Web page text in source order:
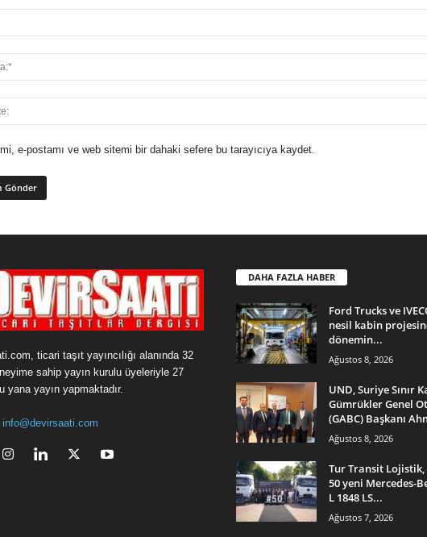
e-postamı ve web sitemi bir dahaki sefere bu tarayıcıya kaydet.
ticari taşıt yayıncılığı alanında 32
sahip yayın kurulu üyeleriyle 27
yana yayın yapmaktadır.
info@devirsaati.com
DAHA FAZLA HABER
Ford Trucks ve
nesil kabin
dönemin...
Ağustos 8, 2026
UND, Suriye Sınır
Gümrükler Genel
(GABC) Başkanı
Ağustos 8, 2026
Tur Transit
50 yeni Mercedes-
L 1848 LS...
Ağustos 7, 2026